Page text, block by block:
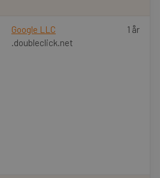
Google LLC
.doubleclick.net
1 år